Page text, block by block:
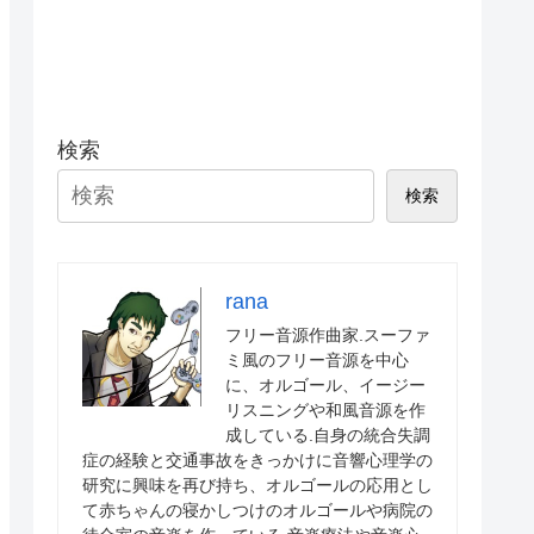
検索
検索
rana
フリー音源作曲家.スーファ
ミ風のフリー音源を中心
に、オルゴール、イージー
リスニングや和風音源を作
成している.自身の統合失調
症の経験と交通事故をきっかけに音響心理学の
研究に興味を再び持ち、オルゴールの応用とし
て赤ちゃんの寝かしつけのオルゴールや病院の